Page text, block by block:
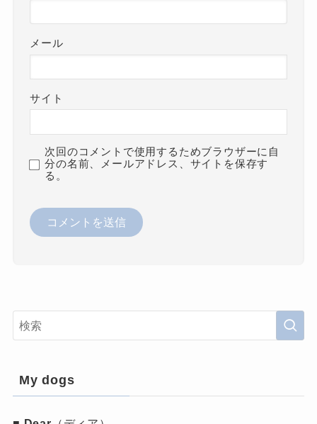
メール
サイト
次回のコメントで使用するためブラウザーに自
分の名前、メールアドレス、サイトを保存す
る。
My dogs